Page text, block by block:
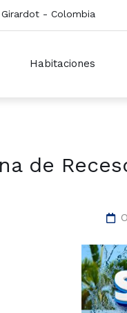
Girardot - Colombia
Habitaciones
de